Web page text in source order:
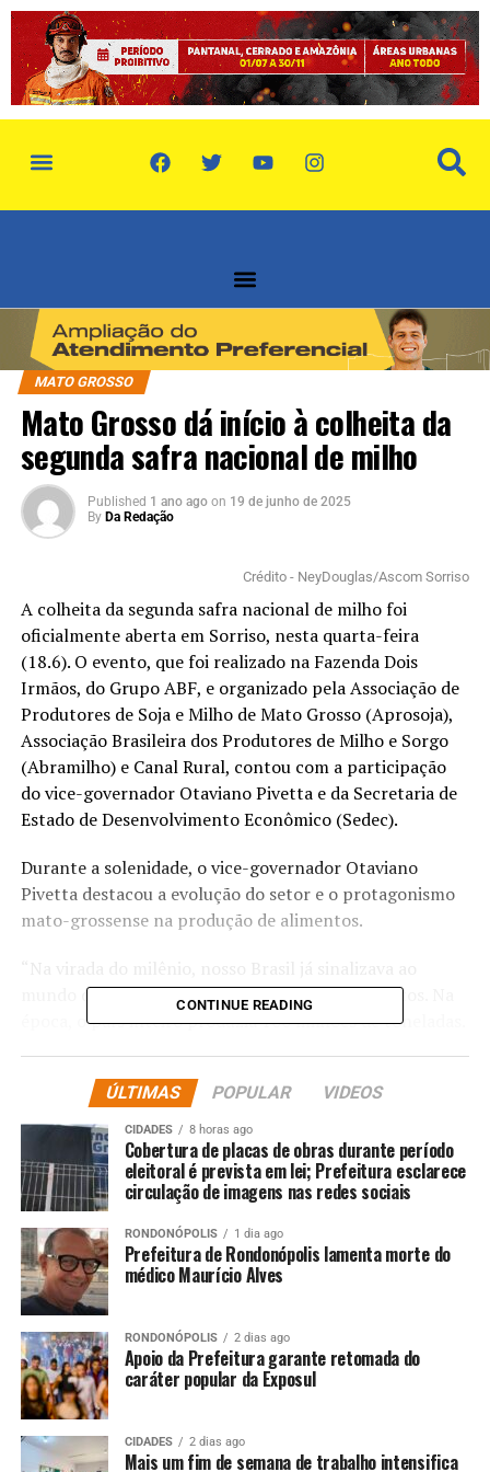
MATO GROSSO
Mato Grosso dá início à colheita da
segunda safra nacional de milho
Published 1 ano ago on 19 de junho de 2025
By Da Redação
Crédito - NeyDouglas/Ascom Sorriso
A colheita da segunda safra nacional de milho foi
oficialmente aberta em Sorriso, nesta quarta-feira
(18.6). O evento, que foi realizado na Fazenda Dois
Irmãos, do Grupo ABF, e organizado pela Associação de
Produtores de Soja e Milho de Mato Grosso (Aprosoja),
Associação Brasileira dos Produtores de Milho e Sorgo
(Abramilho) e Canal Rural, contou com a participação
do vice-governador Otaviano Pivetta e da Secretaria de
Estado de Desenvolvimento Econômico (Sedec).
Durante a solenidade, o vice-governador Otaviano
Pivetta destacou a evolução do setor e o protagonismo
mato-grossense na produção de alimentos.
mundo que seria um grande produtor de alimentos. Na
época, o país inteiro produzia 100 milhões de toneladas.
sozinho alcançará essa marca”, afirmou.
A superintendente de Agronegócio e Energia da Sedec,
Camila Bez Batti, também ressaltou o papel estratégico
do estado no fortalecimento da cadeia do milho.
“A Sedec atua de forma estratégica para fortalecer toda
a cadeia produtiva do milho em Mato Grosso. Hoje, cerca
de 30% da nossa produção já é destinada à
agroindustrialização, e temos uma meta ambiciosa:
dobrar esse volume até 2035. Para isso, seguimos
trabalhando fortemente na concessão de incentivos
fiscais, na atração de investimentos e na expansão dos
mercados internacionais”, destacou.
Mato Grosso, líder nacional na produção de milho, se
CONTINUE READING
ÚLTIMAS POPULAR VIDEOS
CIDADES 8 horas ago
Cobertura de placas de obras durante período
eleitoral é prevista em lei; Prefeitura esclarece
circulação de imagens nas redes sociais
RONDONÓPOLIS 1 dia ago
Prefeitura de Rondonópolis lamenta morte do
médico Maurício Alves
RONDONÓPOLIS 2 dias ago
Apoio da Prefeitura garante retomada do
caráter popular da Exposul
CIDADES 2 dias ago
Mais um fim de semana de trabalho intensifica